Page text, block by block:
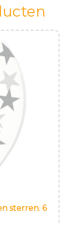
sterren. 6